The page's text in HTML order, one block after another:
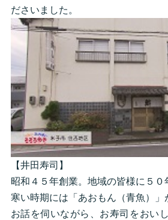
ださいました。
【井田寿司】
昭和４５年創業。地域の皆様に５０
寒い時期には「あおもん（青魚）」
お話を伺いながら、お寿司をおい